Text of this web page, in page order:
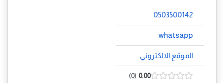
0503500142
whatsapp
الموقع الالكتروني
0.00
0